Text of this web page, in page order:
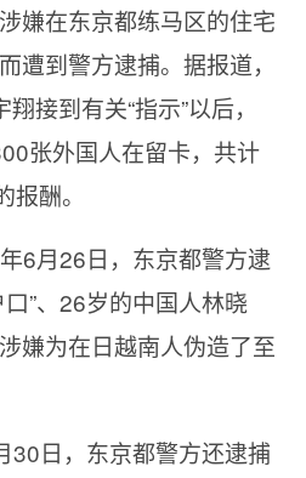
嫌在东京都练马区的住宅
遭到警方逮捕。据报道，
接到有关“指示”以后，
张外国人在留卡，共计
酬。
6月26日，东京都警方逮
”、26岁的中国人林晓
嫌为在日越南人伪造了至
30日，东京都警方还逮捕